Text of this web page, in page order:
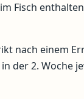
Fisch
nach einem
der 2. Woche